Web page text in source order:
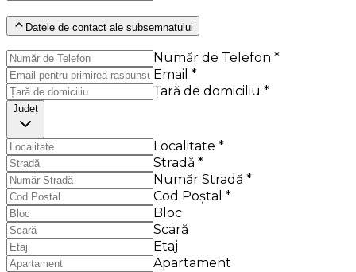
Datele de contact ale subsemnatului
Număr de Telefon *
Email *
Țară de domiciliu *
Județ
Localitate *
Stradă *
Număr Stradă *
Cod Poștal *
Bloc
Scară
Etaj
Apartament